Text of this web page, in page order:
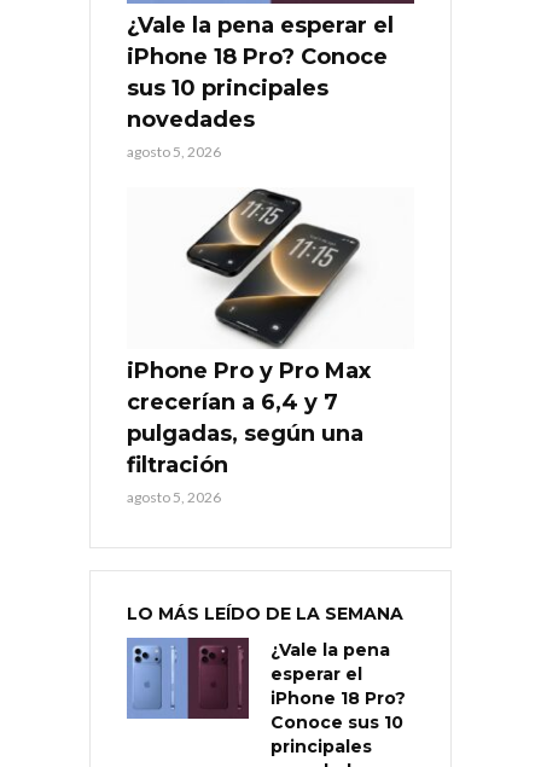
¿Vale la pena esperar el
iPhone 18 Pro? Conoce
sus 10 principales
novedades
agosto 5, 2026
iPhone Pro y Pro Max
crecerían a 6,4 y 7
pulgadas, según una
filtración
agosto 5, 2026
LO MÁS LEÍDO DE LA SEMANA
¿Vale la pena
esperar el
iPhone 18 Pro?
Conoce sus 10
principales